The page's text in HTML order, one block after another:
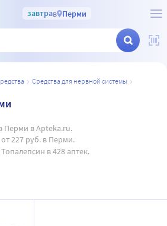
завтрав Перми
средства для нервной системы
Перми в Apteka.ru.
227 руб. в Перми.
в 428 аптек.